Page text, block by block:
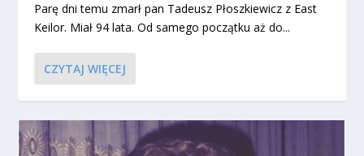
Parę dni temu zmarł pan Tadeusz Płoszkiewicz z East
Keilor. Miał 94 lata. Od samego początku aż do...
CZYTAJ WIĘCEJ